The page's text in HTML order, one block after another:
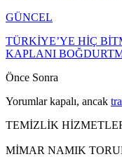
GÜNCEL
TÜRKİYE’YE HİÇ
KAPLANI
Önce Sonra
Yorumlar kapalı, ancak
TEMİZLİK
MİMAR NAMIK